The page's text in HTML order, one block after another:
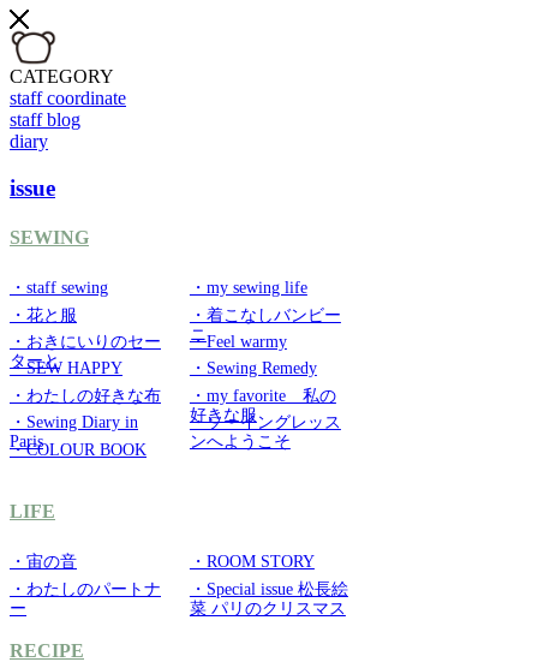
CATEGORY
staff coordinate
staff blog
diary
issue
SEWING
・staff sewing
・my sewing life
・花と服
・着こなしバンビー
ニ
・おきにいりのセー
ターと
・Feel warmy
・SEW HAPPY
・Sewing Remedy
・わたしの好きな布
・my favorite 私の
好きな服
・Sewing Diary in
Paris
・ソーイングレッス
ンへようこそ
・COLOUR BOOK
LIFE
・宙の音
・ROOM STORY
・わたしのパートナ
ー
・Special issue 松長絵
菜 パリのクリスマス
RECIPE